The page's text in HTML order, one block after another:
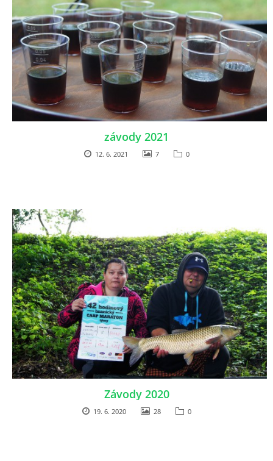
606408779 / 777080724
rybnikhnanice@seznam.cz
© 2026 eStránky.cz |Aktualizováno: 30. 5. 2026 |Nahoru ↑
závody 2021
12. 6. 2021 7 0
Závody 2020
19. 6. 2020 28 0